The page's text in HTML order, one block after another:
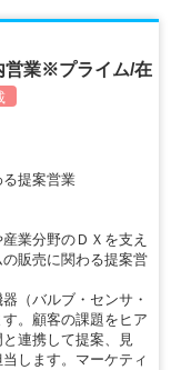
営業※プライム/在
提案営業
業分野のＤＸを支え
販売に関わる提案営
（バルブ・センサ・
。顧客の課題をヒア
連携して提案、見
します。マーケティ